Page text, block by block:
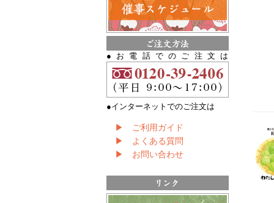
●お電話でのご注文は
●インターネットでのご注文は
▶ ご利用ガイド
▶ よくある質問
▶ お問い合わせ